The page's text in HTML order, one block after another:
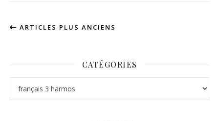
ARTICLES PLUS ANCIENS
CATÉGORIES